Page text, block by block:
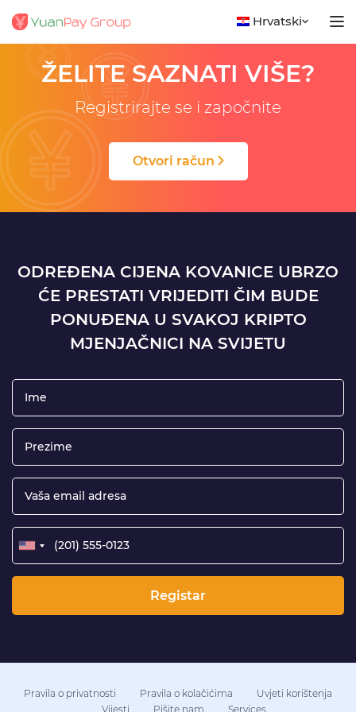
Hrvatski
No posts
ŽELITE SAZNATI VIŠE?
Registrirajte se i započnite
Otvori račun
ODREĐENA CIJENA KOVANICE UBRZO
ĆE PRESTATI VRIJEDITI ČIM BUDE
PONUĐENA U SVAKOJ KRIPTO
MJENJAČNICI NA SVIJETU
Registar
Pravila o privatnosti Pravila o kolačićima
Uvjeti korištenja
Vijesti
Pišite nam Services